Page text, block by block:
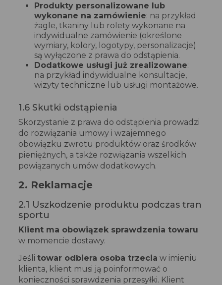
Produkty personalizowane lub
wykonane na zamówienie: na przykład
żagle, tkaniny lub rolety wykonane na
indywidualne zamówienie (określone
wymiary, kolory, logotypy, personalizacje)
są wyłączone z prawa do odstąpienia.
Dodatkowe usługi już zrealizowane:
na przykład indywidualne konsultacje,
wizyty techniczne lub usługi montażowe.
1.6 Skutki odstąpienia
Skorzystanie z prawa do odstąpienia prowadzi
do rozwiązania umowy i wzajemnego
obowiązku zwrotu produktów oraz środków
pieniężnych, a także rozwiązania wszelkich
powiązanych umów dodatkowych.
2. Reklamacje
2.1 Uszkodzenie produktu podczas tran
sportu
Klient ma obowiązek sprawdzenia towaru
w momencie dostawy.
Jeśli towar odbiera osoba trzecia w imieniu
klienta, klient musi ją poinformować o
konieczności sprawdzenia przesyłki. Klient